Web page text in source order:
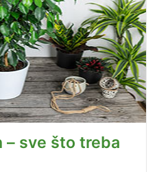
– sve što treba